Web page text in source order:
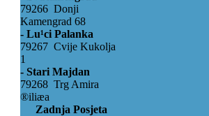
79266 Donji
Kamengrad 68
- Lu¹ci Palanka
79267 Cvije Kukolja
1
- Stari Majdan
79268 Trg Amira
®iliæa
Zadnja Posjeta